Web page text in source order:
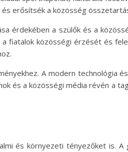
erősítsék a közösség
érdekében a szülők és a
fiatalok közösségi érzését és
A modern technológia
és a közösségi média révén a
és környezeti tényezőket is. A